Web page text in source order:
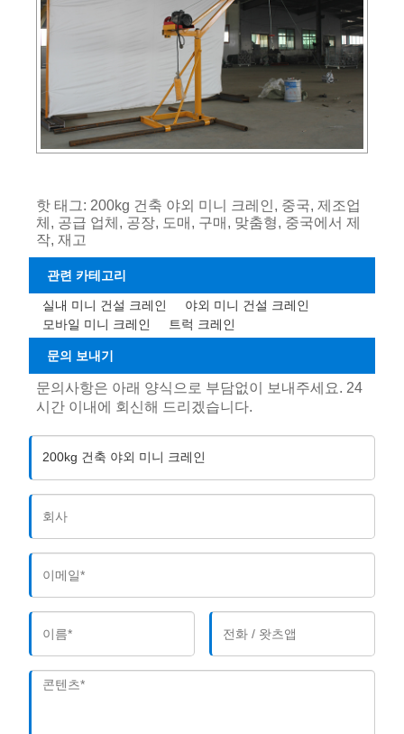
핫 태그: 200kg 건축 야외 미니 크레인, 중국, 제조업
체, 공급 업체, 공장, 도매, 구매, 맞춤형, 중국에서 제
작, 재고
관련 카테고리
실내 미니 건설 크레인
야외 미니 건설 크레인
모바일 미니 크레인
트럭 크레인
문의 보내기
문의사항은 아래 양식으로 부담없이 보내주세요. 24
시간 이내에 회신해 드리겠습니다.